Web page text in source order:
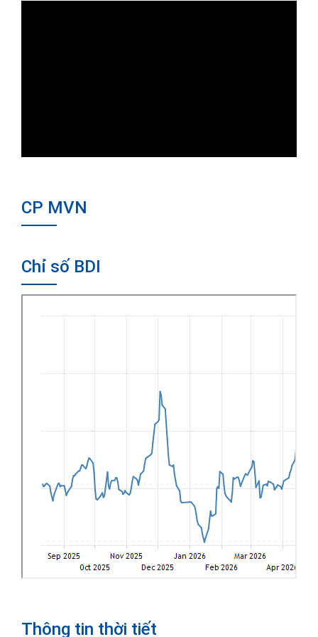
CP MVN
Chỉ số BDI
Thông tin thời tiết